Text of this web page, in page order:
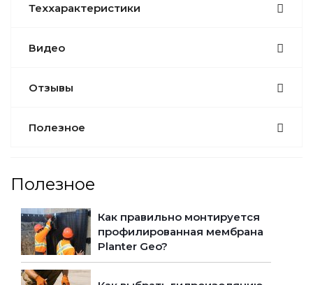
Теххарактеристики
Видео
Отзывы
Полезное
Полезное
Как правильно монтируется
профилированная мембрана
Planter Geo?